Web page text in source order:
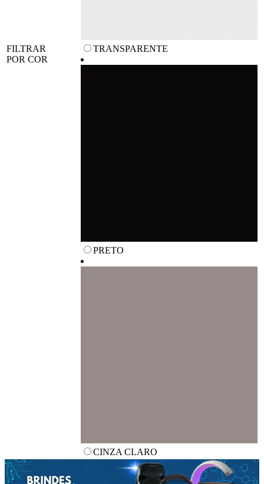
FILTRAR
POR COR
TRANSPARENTE
PRETO
CINZA CLARO